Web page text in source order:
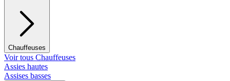
Chauffeuses
Voir tous Chauffeuses
Assies hautes
Assises basses